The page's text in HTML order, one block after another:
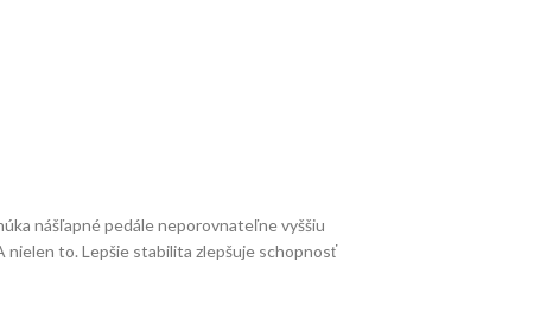
nášľapné pedále neporovnateľne vyššiu
nielen to. Lepšie stabilita zlepšuje schopnosť